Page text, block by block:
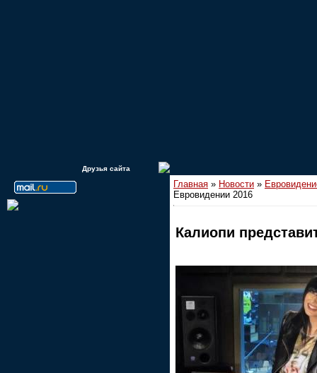
Друзья сайта
Главная » Новости »
Евровидении 2016
Калиопи